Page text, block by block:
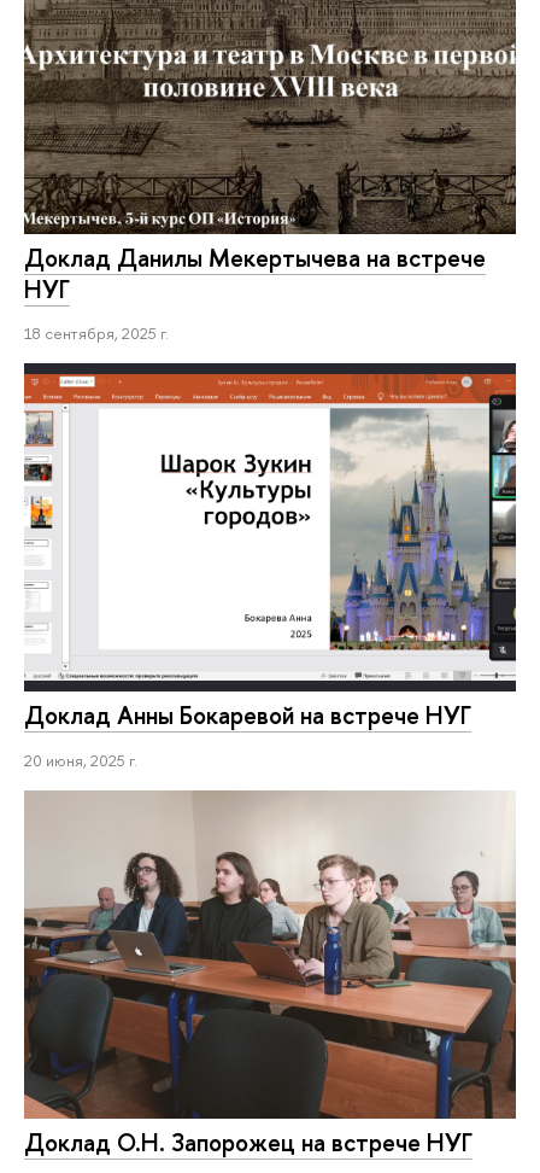
Доклад Данилы Мекертычева на встрече
НУГ
18 сентября, 2025 г.
Доклад Анны Бокаревой на встрече НУГ
20 июня, 2025 г.
Доклад О.Н. Запорожец на встрече НУГ